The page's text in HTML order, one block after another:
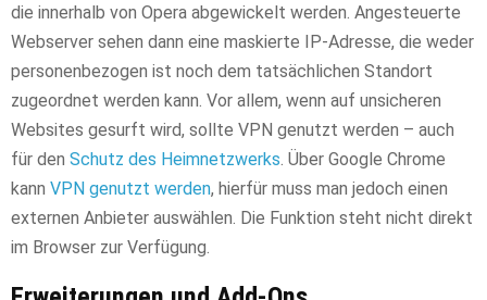
die innerhalb von Opera abgewickelt werden. Angesteuerte
Webserver sehen dann eine maskierte IP-Adresse, die weder
personenbezogen ist noch dem tatsächlichen Standort
zugeordnet werden kann. Vor allem, wenn auf unsicheren
Websites gesurft wird, sollte VPN genutzt werden – auch
für den Schutz des Heimnetzwerks . Über Google Chrome
kann VPN genutzt werden, hierfür muss man jedoch einen
externen Anbieter auswählen. Die Funktion steht nicht direkt
im Browser zur Verfügung.